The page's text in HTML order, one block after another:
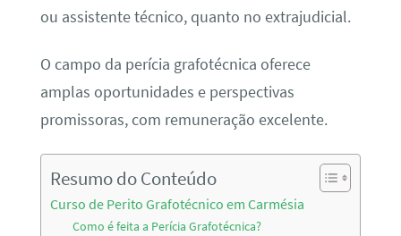
ou assistente técnico, quanto no extrajudicial.
O campo da perícia grafotécnica oferece
amplas oportunidades e perspectivas
promissoras, com remuneração excelente.
Resumo do Conteúdo
Curso de Perito Grafotécnico em Carmésia
Como é feita a Perícia Grafotécnica?